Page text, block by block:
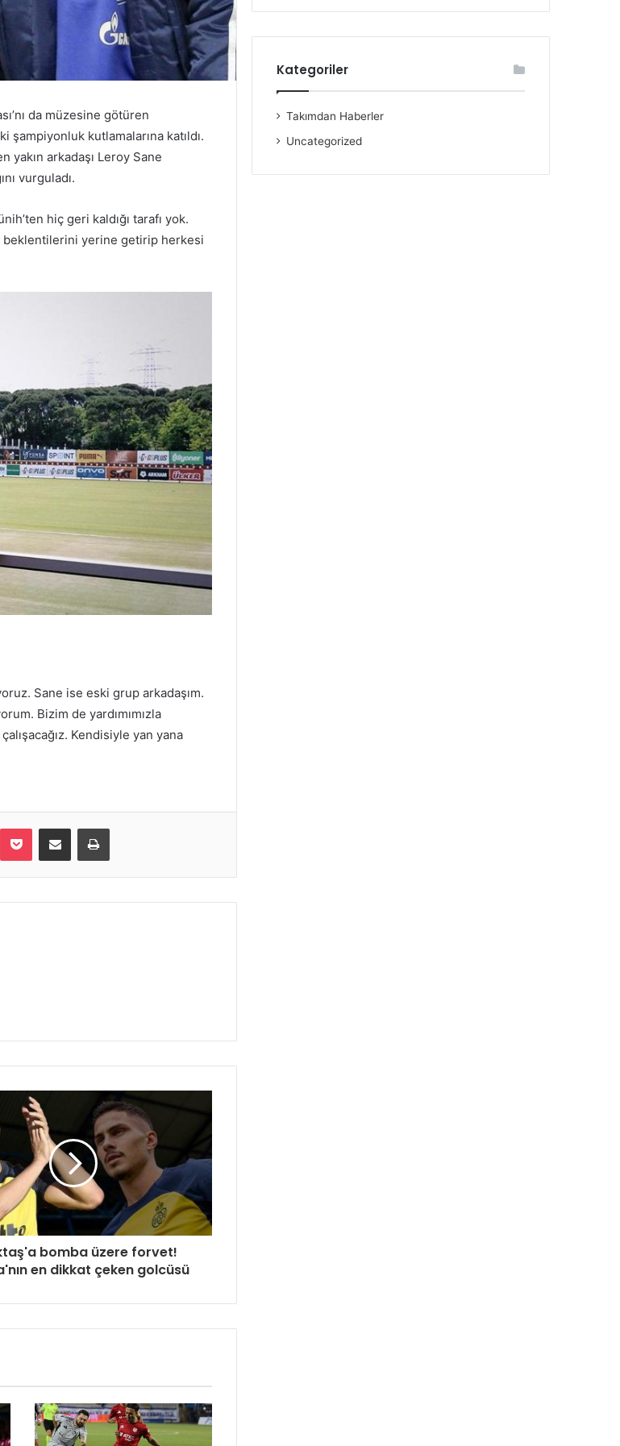
da müzesine götüren
şampiyonluk kutlamalarına katıldı.
yakın arkadaşı Leroy Sane
vurguladı.
hiç geri kaldığı tarafı yok.
beklentilerini yerine getirip herkesi
Sane ise eski grup arkadaşım.
Bizim de yardımımızla
Kendisiyle yan yana
Pocket E-Posta ile paylaş Yazdır
bomba üzere forvet!
en dikkat çeken golcüsü
Kategoriler
Takımdan Haberler
Uncategorized